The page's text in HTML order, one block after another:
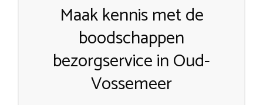
Maak kennis met de
boodschappen
bezorgservice in Oud-
Vossemeer